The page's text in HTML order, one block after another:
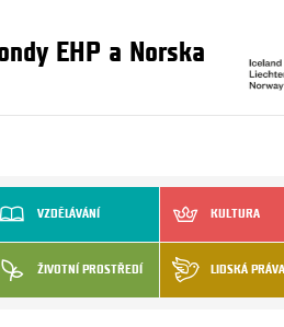
EHP a Norska
VZDĚLÁVÁNÍ KULTURA
ŽIVOTNÍ PROSTŘEDÍ LIDSKÁ PRÁVA